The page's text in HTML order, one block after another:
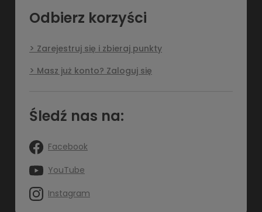
Odbierz korzyści
Zarejestruj się i zbieraj punkty
Masz już konto? Zaloguj się
Śledź nas na:
Facebook
YouTube
Instagram